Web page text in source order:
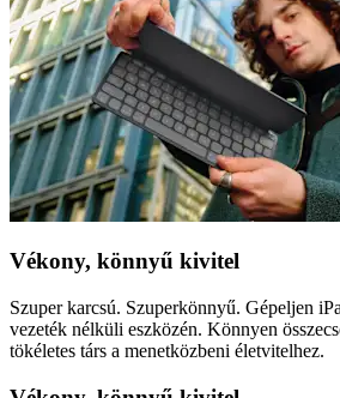
Vékony, könnyű kivitel
Szuper karcsú. Szuperkönnyű. Gépeljen
vezeték nélküli eszközén. Könnyen
tökéletes társ a menetközbeni életvitelhez.